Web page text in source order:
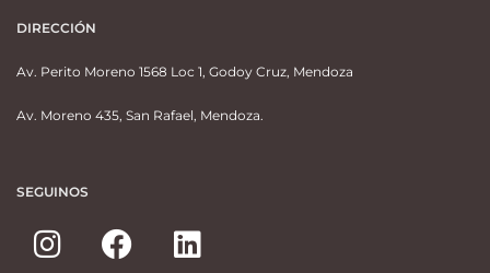
DIRECCIÓN
Av. Perito Moreno 1568 Loc 1, Godoy Cruz, Mendoza
Av. Moreno 435, San Rafael, Mendoza.
SEGUINOS